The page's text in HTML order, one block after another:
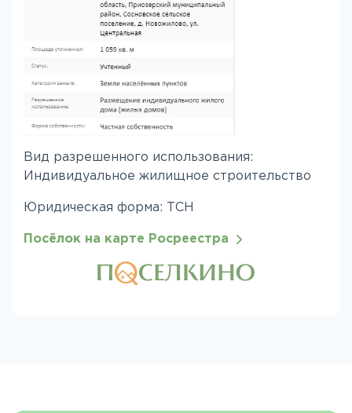
Вид разрешенного использования:
Индивидуальное жилищное строительство
Юридическая форма: ТСН
Посёлок на карте Росреестра